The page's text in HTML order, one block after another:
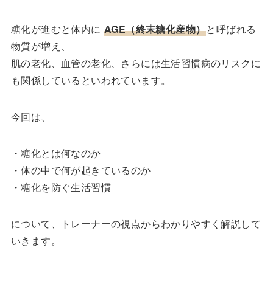
糖化が進むと体内に AGE（終末糖化産物）と呼ばれる
物質が増え、
肌の老化、血管の老化、さらには生活習慣病のリスクに
も関係しているといわれています。
今回は、
・糖化とは何なのか
・体の中で何が起きているのか
・糖化を防ぐ生活習慣
について、トレーナーの視点からわかりやすく解説して
いきます。